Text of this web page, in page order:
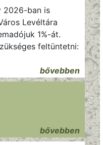
2026-ban is
Levéltára
1%-át.
feltüntetni:
bővebben
bővebben